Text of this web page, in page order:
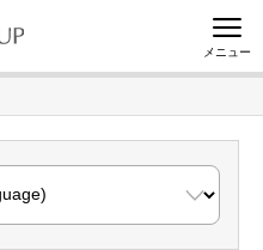
メニュー